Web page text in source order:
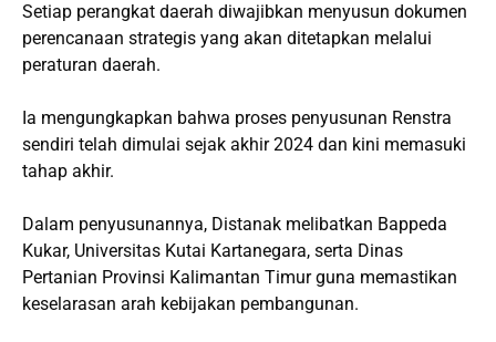
Setiap perangkat daerah diwajibkan menyusun dokumen
perencanaan strategis yang akan ditetapkan melalui
peraturan daerah.
Ia mengungkapkan bahwa proses penyusunan Renstra
sendiri telah dimulai sejak akhir 2024 dan kini memasuki
tahap akhir.
Dalam penyusunannya, Distanak melibatkan Bappeda
Kukar, Universitas Kutai Kartanegara, serta Dinas
Pertanian Provinsi Kalimantan Timur guna memastikan
keselarasan arah kebijakan pembangunan.